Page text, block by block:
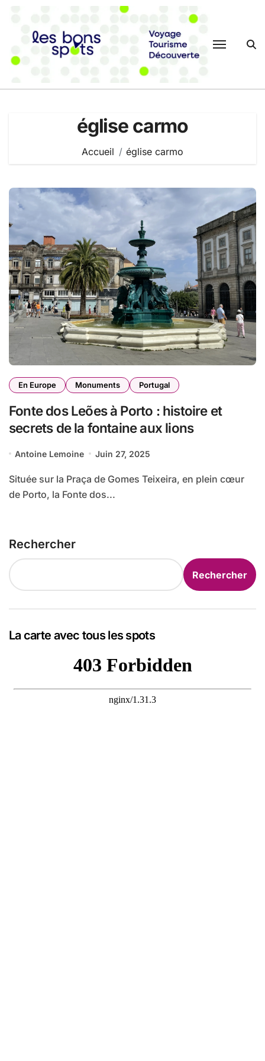
contenu
église carmo
Accueil église carmo
En Europe Monuments Portugal
Fonte dos Leões à Porto : histoire et
secrets de la fontaine aux lions
Antoine Lemoine Juin 27, 2025
Située sur la Praça de Gomes Teixeira, en plein cœur
de Porto, la Fonte dos...
Rechercher
Rechercher
La carte avec tous les spots